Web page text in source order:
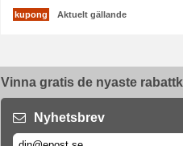
kupong Aktuelt gällande
Vinna gratis de nyaste
Nyhetsbrev